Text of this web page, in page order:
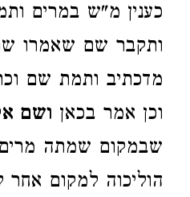
כענין מ"ש במרים
ותקבר שם שאמרו
מדכתיב ותמת שם
וכן אמר בכאן ושם
שבמקום שמתה
הוליכוה למקום